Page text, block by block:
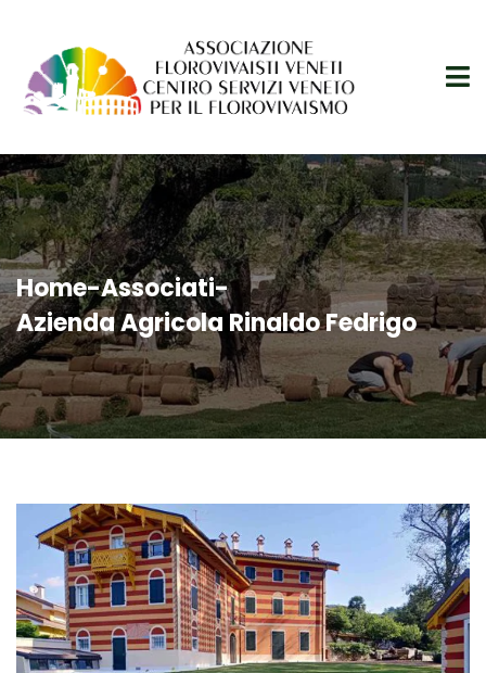
Home-Associati-
Azienda Agricola Rinaldo Fedrigo